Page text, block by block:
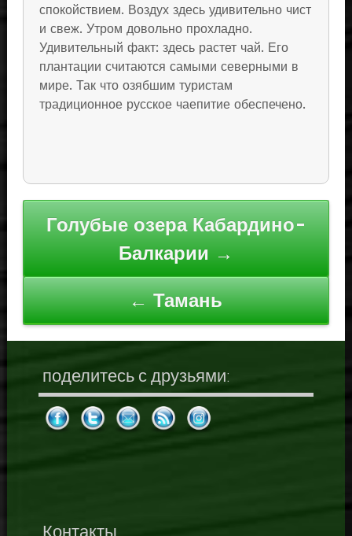
спокойствием. Воздух здесь удивительно чист
и свеж. Утром довольно прохладно.
Удивительный факт: здесь растет чай. Его
плантации считаются самыми северными в
мире. Так что озябшим туристам
традиционное русское чаепитие обеспечено.
Навигация
по
записям
Голубые озера Кабардино-
Балкарии →
← Тамань
поделитесь с друзьями:
Контакты